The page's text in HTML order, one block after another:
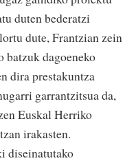
duten bederatzi
dute, Frantzian zein
batzuk dagoeneko
dira prestakuntza
garrantzitsua da,
Euskal Herriko
irakasten.
diseinatutako